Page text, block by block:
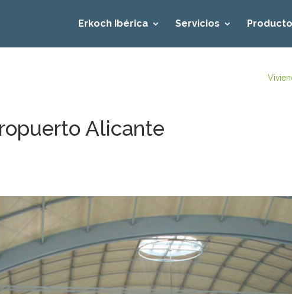
Erkoch Ibérica Servicios
Alicante